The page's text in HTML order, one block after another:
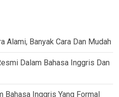
Alami, Banyak Cara Dan Mudah
Dalam Bahasa Inggris Dan
Bahasa Inggris Yang Formal